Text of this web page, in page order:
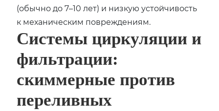
(обычно до 7–10 лет) и низкую устойчивость
к механическим повреждениям.
Системы циркуляции и
фильтрации:
скиммерные против
переливных